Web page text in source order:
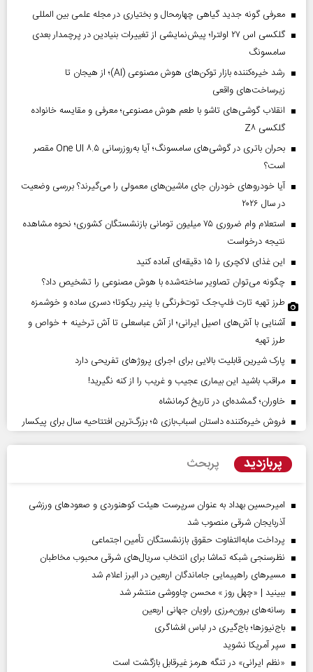
معرفی گونه جدید گیاهی چهارمحال و بختیاری در مجله علمی بین المللی
گلکسی اس ۲۷ اولترا؛ پیش‌نمایشی از تغییرات بنیادین در پرچمدار بعدی
سامسونگ
رشد خیره‌کننده بازار توکن‌های هوش مصنوعی (AI)؛ از هیجان تا
زیرساخت‌های واقعی
انقلاب گوشی‌های تاشو‌ با طعم هوش مصنوعی؛ معرفی و مقایسه خانواده
گلکسی Z۸
بحران باتری در گوشی‌های سامسونگ؛ آیا به‌روزرسانی One UI ۸.۵ مقصر
است؟
آیا خودروهای خودران جای ماشین‌های معمولی را می‌گیرند؟ بررسی وضعیت
در سال ۲۰۲۶
استعلام وام ضروری ۷۵ میلیون تومانی بازنشستگان کشوری؛ نحوه مشاهده
نتیجه درخواست
این غذای لاکچری را ۱۵ دقیقه‌ای آماده کنید
چگونه می‌توان تصاویر ساخته‌شده با هوش مصنوعی را تشخیص داد؟
طرز تهیه تارت فلپ‌جک توت‌فرنگی با پنیر ریکوتا؛ دسری ساده و خوشمزه
آشنایی با آش‌های اصیل ایرانی؛ از آش عباسعلی تا آش ترخینه + خواص و
طرز تهیه
پارک شیرین قابلیت‌ بالایی برای اجرای پروژهای تفریحی دارد
مراقب باشید این بیماری عجیب و غریب را از کنه نگیرید!
خاوران؛ گمشده‌ای در تاریخ کرمانشاه
فروش خیره‌کننده داستان اسباب‌بازی ۵؛ بزرگ‌ترین افتتاحیه سال برای پیکسار
پربازدید پربحث
امیرحسین بهداد به عنوان سرپرست هیئت کوهنوردی و صعودهای ورزشی
آذربایجان شرقی منصوب شد
پرداخت مابه‌التفاوت حقوق بازنشستگان تأمین اجتماعی
نظرسنجی شبکه تماشا برای انتخاب سریال‌های شرقی محبوب مخاطبان
مسیر‌های راهپیمایی جاماندگان اربعین در البرز اعلام شد
ببینید | «چهل روز » محسن چاووشی منتشر شد
رسانه‌های برون‌مرزی راویان جهانی اربعین
باج‌نیوزها؛ باج‌گیری در لباس افشاگری
سپر آمریکا نشوید
«نظم ایرانی» در تنگه هرمز غیرقابل بازگشت است